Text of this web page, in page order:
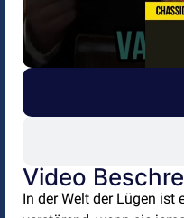
Video
In der Welt der Lügen ist